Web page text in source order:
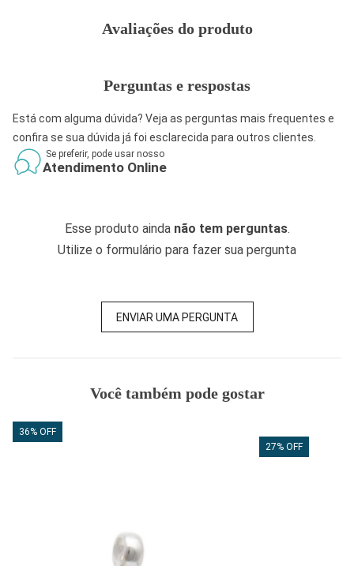
Avaliações do produto
Perguntas e respostas
Está com alguma dúvida? Veja as perguntas mais frequentes e
confira se sua dúvida já foi esclarecida para outros clientes.
Se preferir, pode usar nosso
Atendimento Online
Esse produto ainda não tem perguntas.
Utilize o formulário para fazer sua pergunta
ENVIAR UMA PERGUNTA
Você também pode gostar
36% OFF
27% OFF